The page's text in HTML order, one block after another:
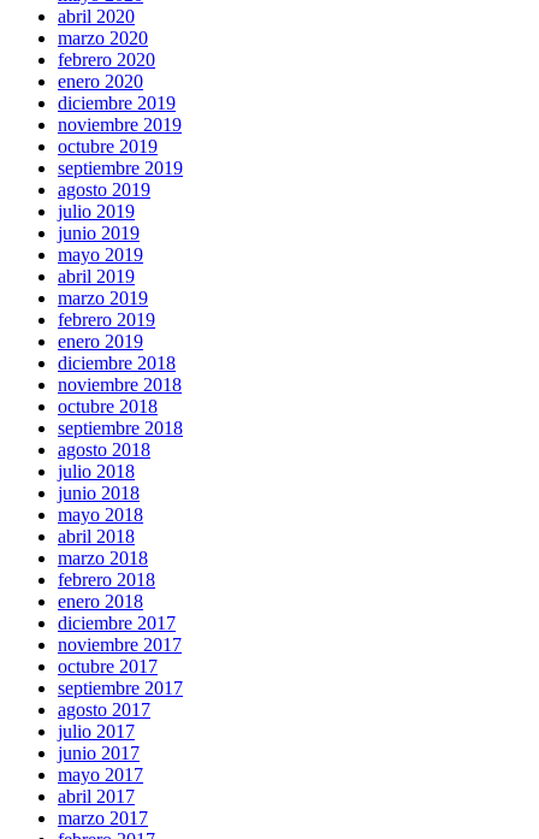
abril 2020
marzo 2020
febrero 2020
enero 2020
diciembre 2019
noviembre 2019
octubre 2019
septiembre 2019
agosto 2019
julio 2019
junio 2019
mayo 2019
abril 2019
marzo 2019
febrero 2019
enero 2019
diciembre 2018
noviembre 2018
octubre 2018
septiembre 2018
agosto 2018
julio 2018
junio 2018
mayo 2018
abril 2018
marzo 2018
febrero 2018
enero 2018
diciembre 2017
noviembre 2017
octubre 2017
septiembre 2017
agosto 2017
julio 2017
junio 2017
mayo 2017
abril 2017
marzo 2017